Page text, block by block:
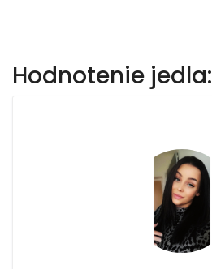
Hodnotenie jedla: